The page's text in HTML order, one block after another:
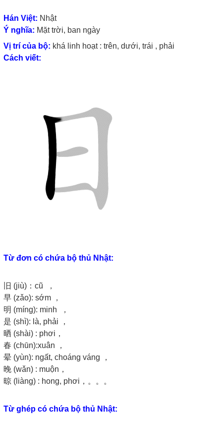
Hán Việt: Nhật
Ý nghĩa: Mặt trời, ban ngày
Vị trí của bộ: khá linh hoạt : trên, dưới, trái , phải
Cách viết:
Từ đơn có chứa bộ thủ Nhật:
旧 (jiù)：cũ ，
早 (zǎo): sớm ，
明 (míng): minh ，
是 (shì): là, phải ，
晒 (shài) : phơi，
春 (chūn):xuân ，
晕 (yùn): ngất, choáng váng ，
晚 (wǎn) : muộn，
晾 (liàng) : hong, phơi，。。。
Từ ghép có chứa bộ thủ Nhật: